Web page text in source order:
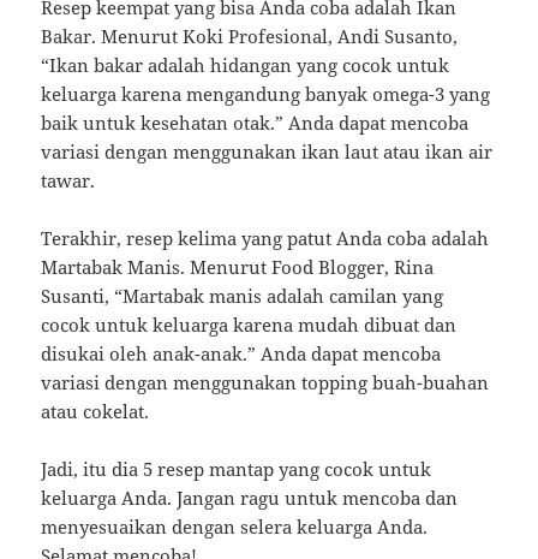
Resep keempat yang bisa Anda coba adalah Ikan
Bakar. Menurut Koki Profesional, Andi Susanto,
“Ikan bakar adalah hidangan yang cocok untuk
keluarga karena mengandung banyak omega-3 yang
baik untuk kesehatan otak.” Anda dapat mencoba
variasi dengan menggunakan ikan laut atau ikan air
tawar.
Terakhir, resep kelima yang patut Anda coba adalah
Martabak Manis. Menurut Food Blogger, Rina
Susanti, “Martabak manis adalah camilan yang
cocok untuk keluarga karena mudah dibuat dan
disukai oleh anak-anak.” Anda dapat mencoba
variasi dengan menggunakan topping buah-buahan
atau cokelat.
Jadi, itu dia 5 resep mantap yang cocok untuk
keluarga Anda. Jangan ragu untuk mencoba dan
menyesuaikan dengan selera keluarga Anda.